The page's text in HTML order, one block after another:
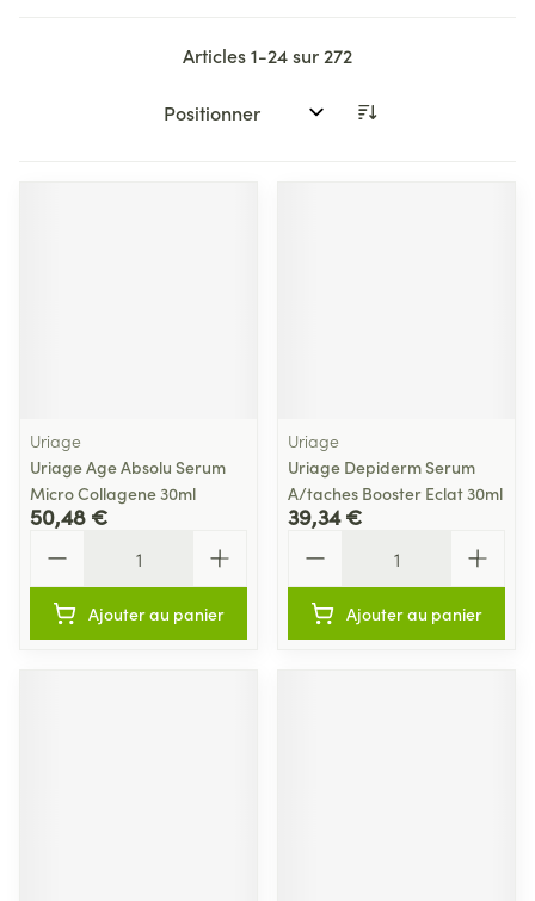
Articles1-24sur 272
Trier par:
Uriage
Uriage Age Absolu Serum
Micro Collagene 30ml
50,48 €
Ajouter au panier
Uriage
Uriage Depiderm Serum
A/taches Booster Eclat 30ml
39,34 €
Ajouter au panier